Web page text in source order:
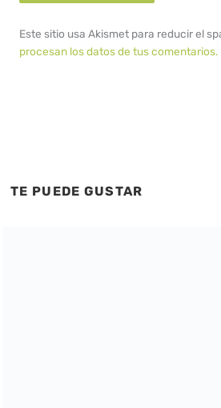
Este sitio usa Akismet para reducir el
procesan los datos de tus comentarios.
TE PUEDE GUSTAR